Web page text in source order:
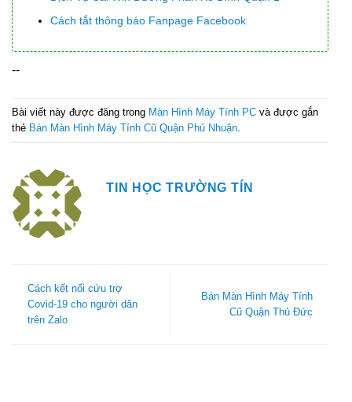
Cách tắt thông báo Fanpage Facebook
--
Bài viết này được đăng trong Màn Hình Máy Tính PC và được gắn
thẻ Bán Màn Hình Máy Tính Cũ Quận Phú Nhuận
TIN HỌC TRƯỜNG TÍN
Cách kết nối cứu trợ
Covid-19 cho người dân
trên Zalo
Bán Màn Hình Máy Tính
Cũ Quận Thủ Đức